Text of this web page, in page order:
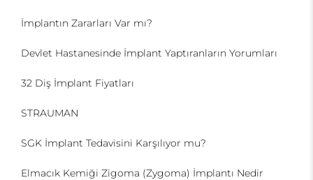
İmplantın Zararları Var mı?
Devlet Hastanesinde İmplant Yaptıranların Yorumları
32 Diş İmplant Fiyatları
STRAUMAN
SGK İmplant Tedavisini Karşılıyor mu?
Elmacık Kemiği Zigoma (Zygoma) İmplantı Nedir